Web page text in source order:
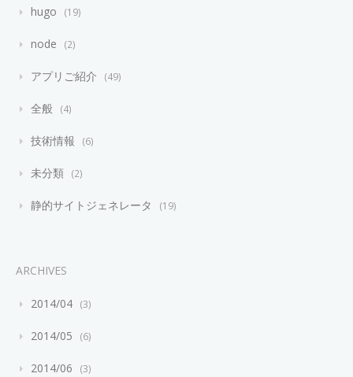
hugo 19
node 2
アプリご紹介 49
全般 4
技術情報 6
未分類 2
静的サイトジェネレータ 19
ARCHIVES
2014/04 3
2014/05 6
2014/06 3